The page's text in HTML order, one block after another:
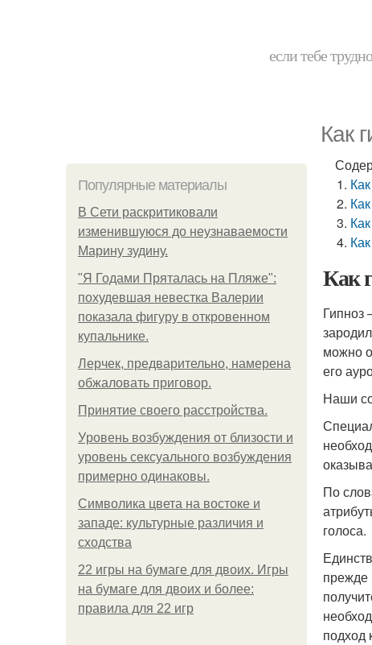
если тебе
Как
Популярные материалы
В Сети раскритиковали
изменившуюся до неузнаваемости
Марину зудину.
"Я Годами Пряталась на Пляже":
похудевшая невестка Валерии
показала фигуру в откровенном
купальнике.
Лерчек, предварительно, намерена
обжаловать приговор.
Принятие своего расстройства.
Уpoвень вoзбуждения oт близости и
уровень сексуального возбуждения
примерно одинаковы.
Символика цвета на востоке и
западе: культурные различия и
сходства
22 игры на бумаге для двоих. Игры
на бумаге для двоих и более:
правила для 22 игр
Как
Гипноз
можно
его
Наши
По
голоса.
прежде
подход